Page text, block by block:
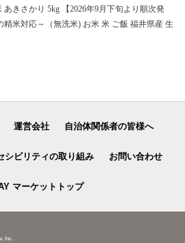
あきさかり 5kg 【2026年9月下旬より順次発
米対応～（無洗米) お米 米 ご飯 福井県産 生
運営会社 自治体関係者の皆様へ
シビリティの取り組み お問い合わせ
マーケットトップ
Inc.